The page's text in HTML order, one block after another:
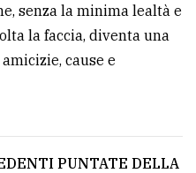
senza la minima lealtà e
la faccia, diventa una
cause e
PUNTATE DELLA